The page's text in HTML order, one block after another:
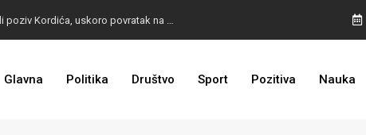
Glavna Politika Društvo Sport Pozitiva Nauka